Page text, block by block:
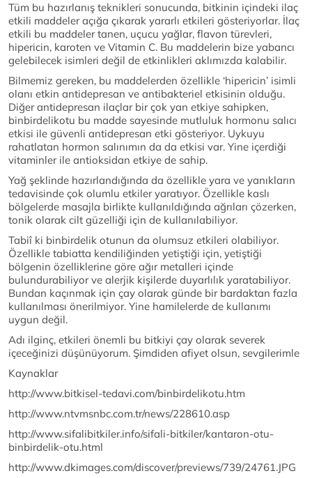
Tüm bu hazırlanış teknikleri sonucunda, bitkinin içindeki ilaç
etkili maddeler açığa çıkarak yararlı etkileri gösteriyorlar. İlaç
etkili bu maddeler tanen, uçucu yağlar, flavon türevleri,
hipericin, karoten ve Vitamin C. Bu maddelerin bize yabancı
gelebilecek isimleri değil de etkinlikleri aklımızda kalabilir.
Bilmemiz gereken, bu maddelerden özellikle ‘hipericin’ isimli
olanı etkin antidepresan ve antibakteriel etkisinin olduğu.
Diğer antidepresan ilaçlar bir çok yan etkiye sahipken,
binbirdelikotu bu madde sayesinde mutluluk hormonu salıcı
etkisi ile güvenli antidepresan etki gösteriyor. Uykuyu
rahatlatan hormon salınımın da da etkisi var. Yine içerdiği
vitaminler ile antioksidan etkiye de sahip.
Yağ şeklinde hazırlandığında da özellikle yara ve yanıkların
tedavisinde çok olumlu etkiler yaratıyor. Özellikle kaslı
bölgelerde masajla birlikte kullanıldığında ağrıları çözerken,
tonik olarak cilt güzelliği için de kullanılabiliyor.
Tabiî ki binbirdelik otunun da olumsuz etkileri olabiliyor.
Özellikle tabiatta kendiliğinden yetiştiği için, yetiştiği
bölgenin özelliklerine göre ağır metalleri içinde
bulundurabiliyor ve alerjik kişilerde duyarlılık yaratabiliyor.
Bundan kaçınmak için çay olarak günde bir bardaktan fazla
kullanılması önerilmiyor. Yine hamilelerde de kullanımı
uygun değil.
Adı ilginç, etkileri önemli bu bitkiyi çay olarak severek
içeceğinizi düşünüyorum. Şimdiden afiyet olsun, sevgilerimle
Kaynaklar
http://www.bitkisel-tedavi.com/binbirdelikotu.htm
http://www.ntvmsnbc.com.tr/news/228610.asp
http://www.sifalibitkiler.info/sifali-bitkiler/kantaron-otu-
binbirdelik-otu.html
http://www.dkimages.com/discover/previews/739/24761.JPG